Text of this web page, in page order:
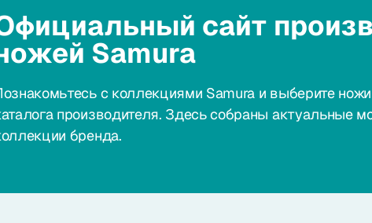
сайт
Samura
с коллекциями Samura и выберите
производителя. Здесь собраны актуальные
бренда.